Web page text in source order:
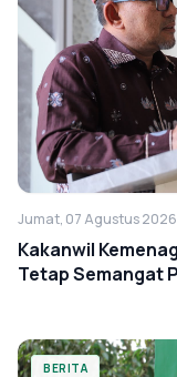
Jumat, 07 Agustus 2026
Kakanwil
Tetap Semangat
BERITA